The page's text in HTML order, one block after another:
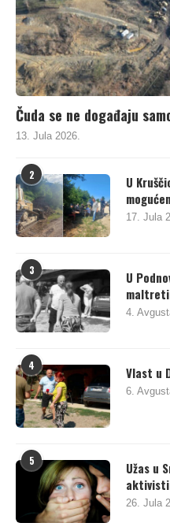
Čuda se ne događaju
13. Jula 2026.
2
U
17. Jula
3
U
4.
4 Vlast u
6.
5
Užas u
26. Jula